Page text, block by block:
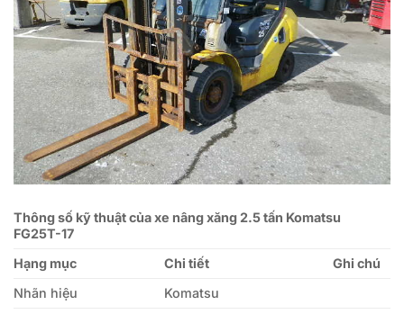
Thông số kỹ thuật của xe nâng xăng 2.5 tấn Komatsu
FG25T-17
Hạng mục
Chi tiết
Ghi chú
Nhãn hiệu
Komatsu